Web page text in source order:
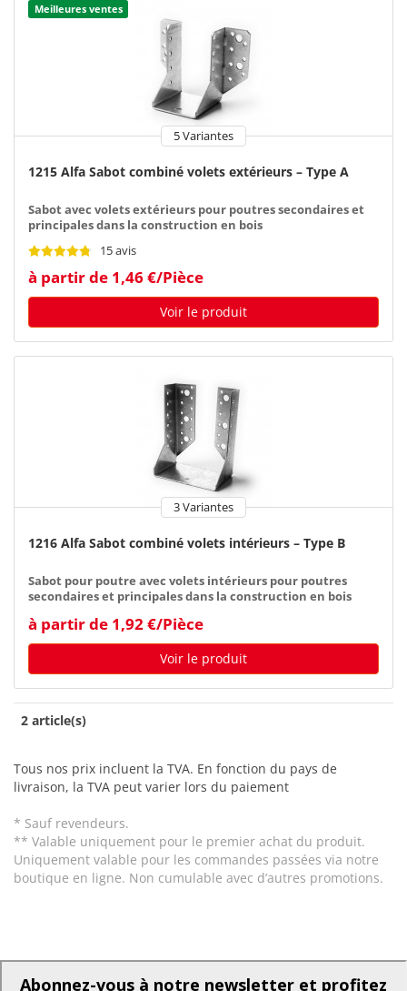
Meilleures ventes
5 Variantes
1215 Alfa Sabot combiné volets extérieurs – Type A
Sabot avec volets extérieurs pour poutres secondaires et
principales dans la construction en bois
15 avis
à partir de 1,46 €/Pièce
Voir le produit
3 Variantes
1216 Alfa Sabot combiné volets intérieurs – Type B
Sabot pour poutre avec volets intérieurs pour poutres
secondaires et principales dans la construction en bois
à partir de 1,92 €/Pièce
Voir le produit
2 article(s)
Tous nos prix incluent la TVA. En fonction du pays de
livraison, la TVA peut varier lors du paiement
* Sauf revendeurs.
** Valable uniquement pour le premier achat du produit.
Uniquement valable pour les commandes passées via notre
boutique en ligne. Non cumulable avec d’autres promotions.